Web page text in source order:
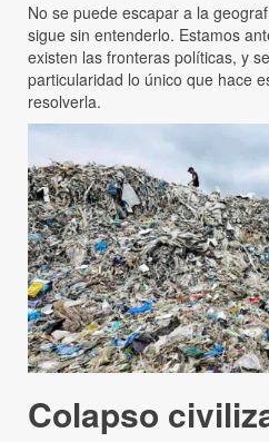
No se puede escapar a la
sigue sin entenderlo. Estamos
existen las fronteras políticas, y
particularidad lo único que hace
resolverla.
Colapso